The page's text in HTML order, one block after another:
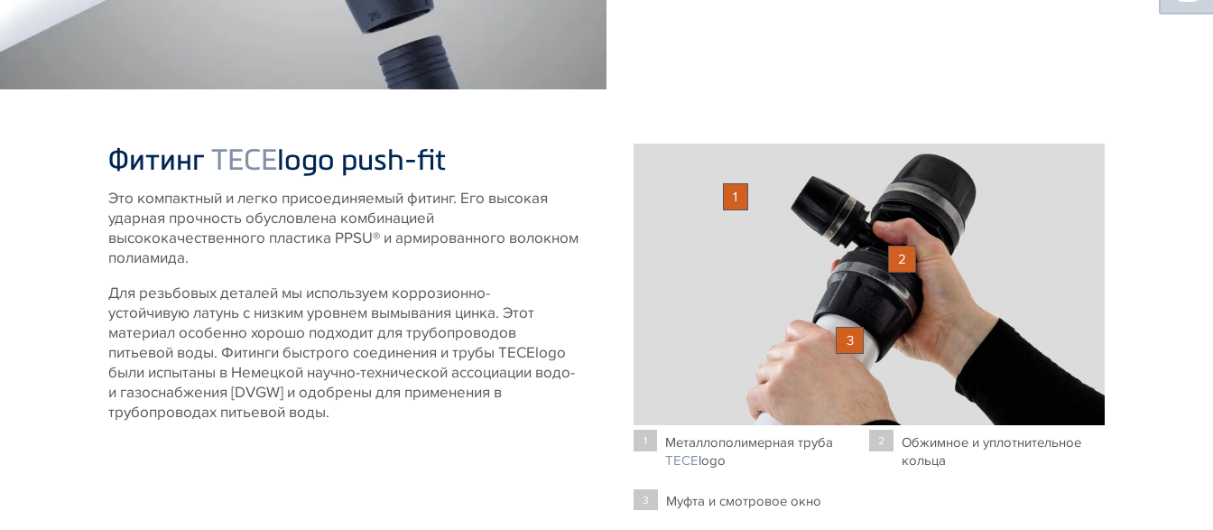
ФитингTECElogo push-fit
Это компактный и легко присоединяемый фитинг. Его высокая
ударная прочность обусловлена комбинацией
высококачественного пластика PPSU® и армированного волокном
полиамида.
Для резьбовых деталей мы используем коррозионно-
устойчивую латунь с низким уровнем вымывания цинка. Этот
материал особенно хорошо подходит для трубопроводов
питьевой воды. Фитинги быстрого соединения и трубы TECElogo
были испытаны в Немецкой научно-технической ассоциации водо-
и газоснабжения [DVGW] и одобрены для применения в
трубопроводах питьевой воды.
1
2
3
1
Металлополимерная труба
TECElogo
2
Обжимное и уплотнительное
кольца
3 Муфта и смотровое окно